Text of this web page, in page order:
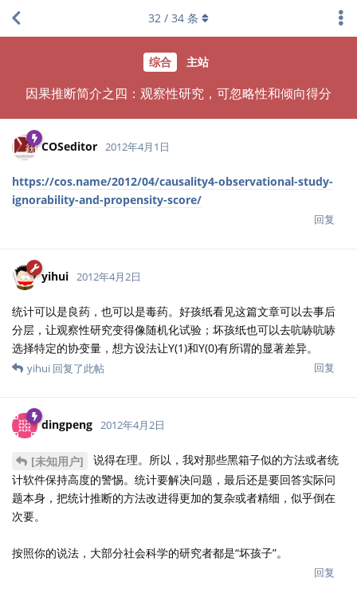
综合 主站
因果推断简介之四：观察性研究，可忽略性和倾向得分
32 / 34 条
COSeditor 2012年4月1日
https://cos.name/2012/04/causality4-observational-study-
ignorability-and-propensity-score/
回复
yihui 2012年4月2日
统计可以是良药，也可以是毒药。好孩纸看见这篇文章可以去事后
分层，让观察性研究变得像随机化试验；坏孩纸也可以去吭哧吭哧
选择特定的协变量，想方设法让Y(1)和Y(0)有所谓的显著差异。
回复
yihui 回复了此帖
dingpeng 2012年4月2日
[未知用户]
说得在理。所以，我对那些黑箱子似的方法或者统
计软件保持高度的警惕。统计要解决问题，最后还是要回答实际问
题本身，把统计推断的方法改进得更加的复杂或者精细，似乎倒在
次要。
按照你的说法，大部分社会科学的研究者都是“坏孩子”。
回复